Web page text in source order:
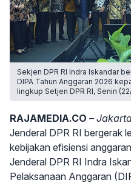
Sekjen DPR RI Indra Iskandar
DIPA Tahun Anggaran 2026
lingkup Setjen DPR RI, Senin
RAJAMEDIA.CO –
Jenderal DPR RI bergerak
kebijakan efisiensi
Jenderal DPR RI Indra
Pelaksanaan Anggaran